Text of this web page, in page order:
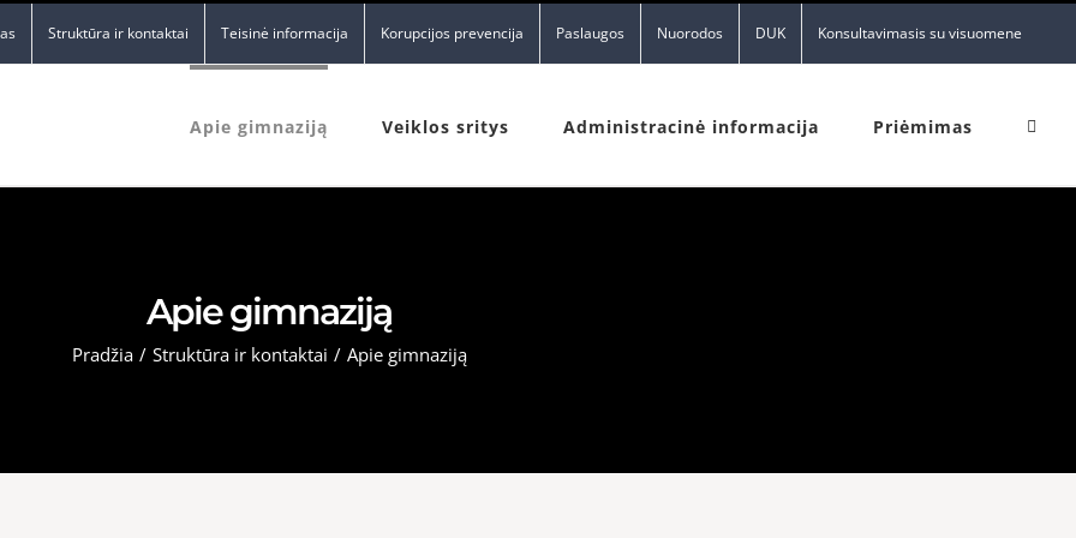
Struktūra ir kontaktai Teisinė informacija Korupcijos prevencija Paslaugos Nuorodos DUK Konsultavimasis su visuomene
Apie gimnaziją Veiklos sritys Administracinė informacija Priėmimas
Apie gimnaziją
Pradžia / Struktūra ir kontaktai / Apie gimnaziją